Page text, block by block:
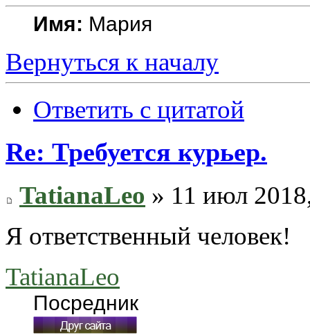
Имя: Мария
Вернуться к началу
Ответить с цитатой
Re: Требуется курьер.
TatianaLeo » 11 июл
Я ответственный человек!
TatianaLeo
Посредник